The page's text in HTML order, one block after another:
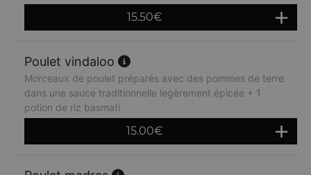
15.50€
Poulet vindaloo
Morceaux de poulet préparés avec des pommes de terre
dans une sauce traditionnelle legèrement épicée + 1
potion de riz basmati
15.00€